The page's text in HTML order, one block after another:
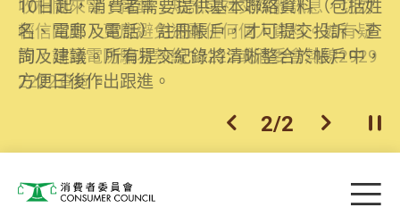
收相關來電、電郵、短訊或社交媒體訊息，切勿
輕信回應，更應避免透露任何個人資料。如有疑
問，請致電防騙易熱線18222或消委會熱線2929
2222查詢。
10日起，消費者需要提供基本聯絡資料（包括姓
名、電郵及電話）註冊帳戶，才可提交投訴、查
詢及建議。所有提交紀錄將清晰整合於帳戶中，
方便日後作出跟進。
上一個
2/2 下一個開
消費者委員會 目